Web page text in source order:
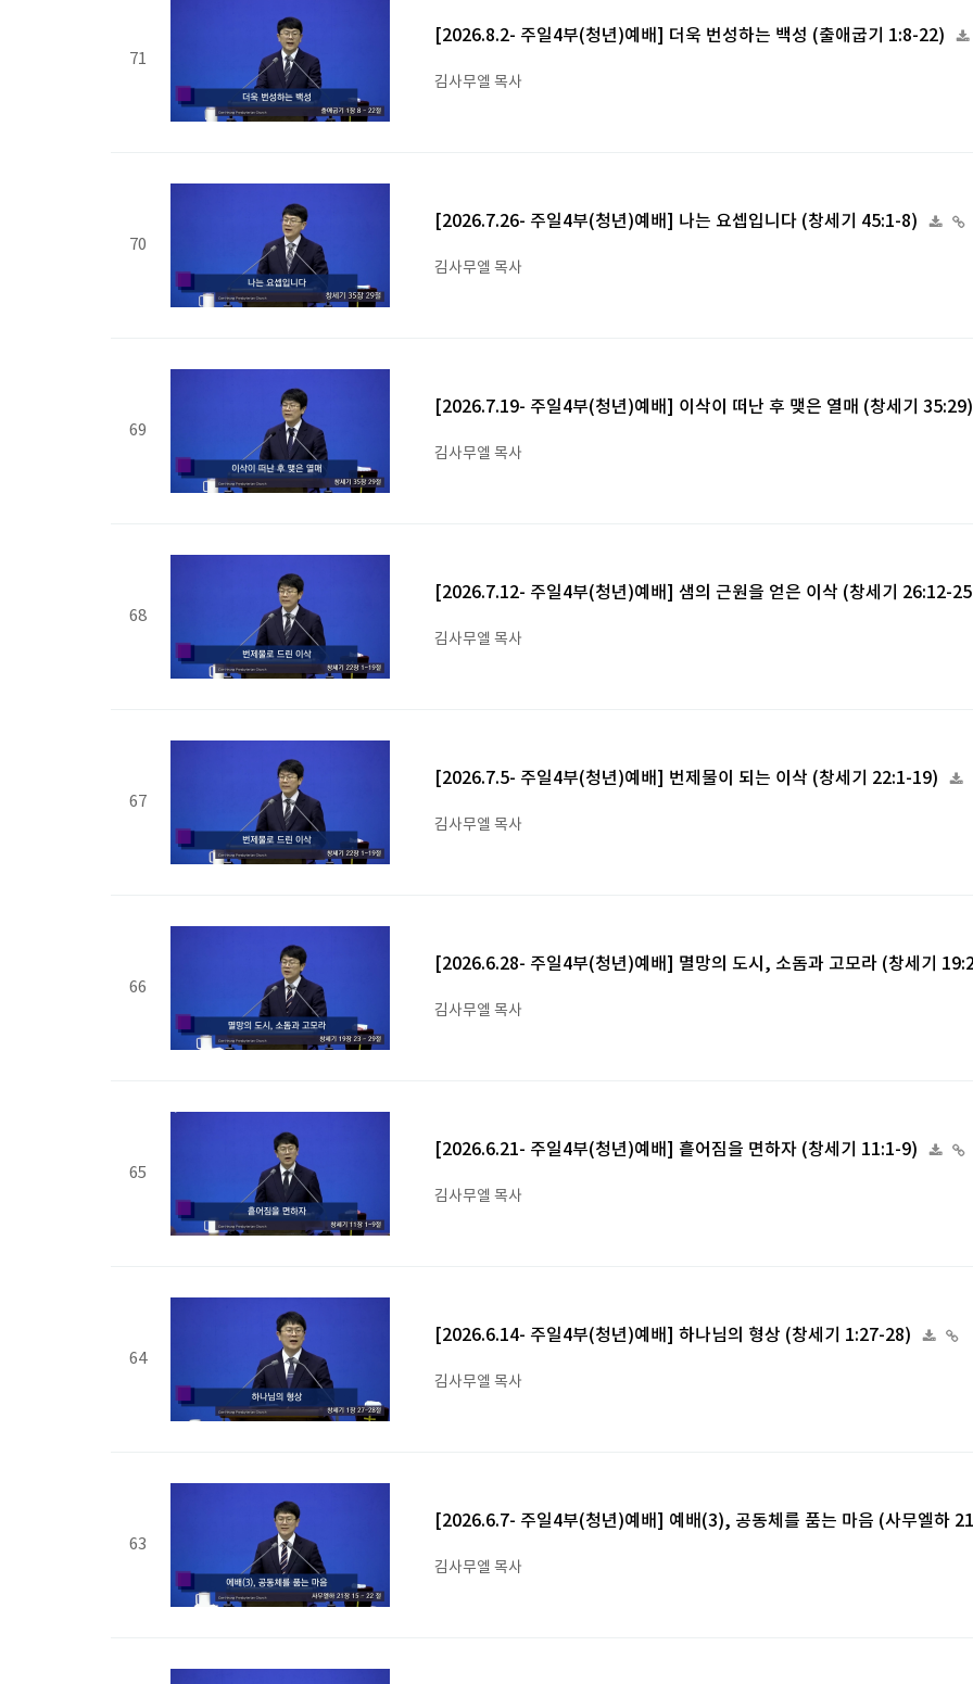
71
[2026.8.2- 주일4부(청년)예배] 더욱 번성하는 백성 (출애굽기 1:8-22)
김사무엘 목사
70
[2026.7.26- 주일4부(청년)예배] 나는 요셉입니다 (창세기 45:1-8)
김사무엘 목사
69
[2026.7.19- 주일4부(청년)예배] 이삭이 떠난 후 맺은 열매 (창세기
김사무엘 목사
68
[2026.7.12- 주일4부(청년)예배] 샘의 근원을 얻은 이삭 (창세기 26:12-
김사무엘 목사
67
[2026.7.5- 주일4부(청년)예배] 번제물이 되는 이삭 (창세기 22:1-19)
김사무엘 목사
66
[2026.6.28- 주일4부(청년)예배] 멸망의 도시, 소돔과 고모라 (창세기
김사무엘 목사
65
[2026.6.21- 주일4부(청년)예배] 흩어짐을 면하자 (창세기 11:1-9)
김사무엘 목사
64
[2026.6.14- 주일4부(청년)예배] 하나님의 형상 (창세기 1:27-28)
김사무엘 목사
63
[2026.6.7- 주일4부(청년)예배] 예배(3), 공동체를 품는 마음 (사무엘하
김사무엘 목사